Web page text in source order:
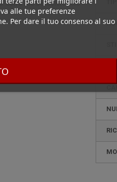
alle tue preferenze
Per dare il tuo consenso al suo
Con il suo bel colore nero